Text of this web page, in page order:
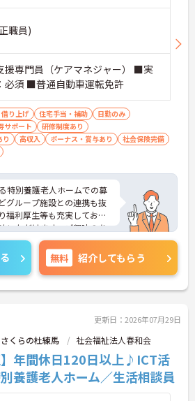
職員)
専門員（ケアマネジャー） ■実
必須 ■普通自動車運転免許
り上げ 住宅手当・補助
日勤のみ
サポート
研修制度あり
高収入 ボーナス・賞与あり
社会保険完備
特別養護老人ホームでの募
グループ施設との連携も抜
福利厚生等も充実してお
いただけます。ご興味のあ
ントなど、さらに詳細をお
気軽にご相談ください。
無料 紹介してもらう
更新日：2026年07月29日
くらの杜練馬 社会福祉法人春和会
】年間休日120日以上♪ICT活
養護老人ホーム／生活相談員